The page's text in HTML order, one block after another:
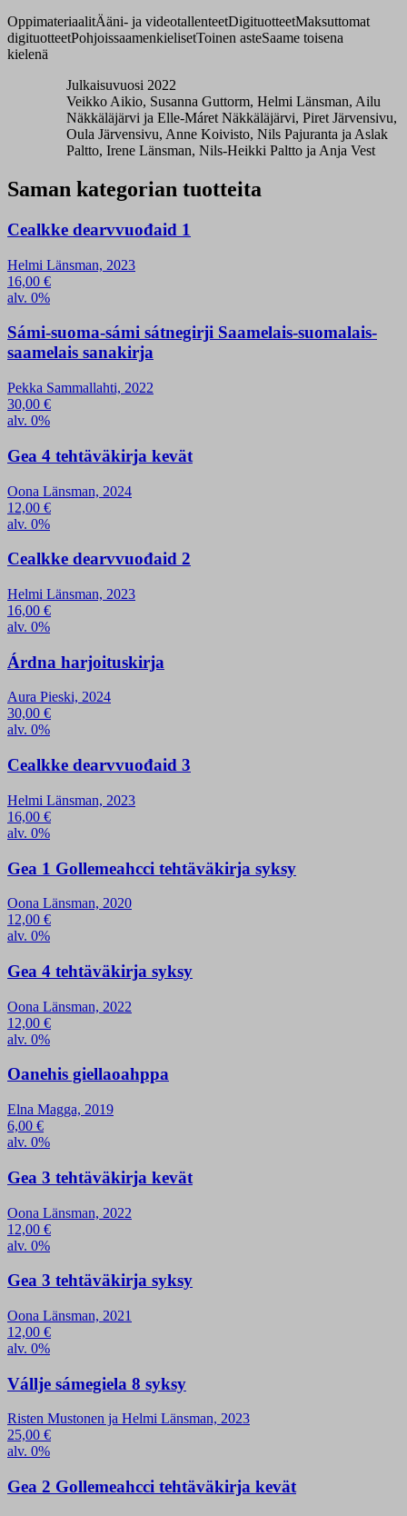
OppimateriaalitÄäni- ja videotallenteetDigituotteetMaksuttomat
digituotteetPohjoissaamenkielisetToinen asteSaame toisena
kielenä
Julkaisuvuosi 2022
Veikko Aikio, Susanna Guttorm, Helmi Länsman, Ailu
Näkkäläjärvi ja Elle-Máret Näkkäläjärvi, Piret Järvensivu,
Oula Järvensivu, Anne Koivisto, Nils Pajuranta ja Aslak
Paltto, Irene Länsman, Nils-Heikki Paltto ja Anja Vest
Saman kategorian tuotteita
Cealkke dearvvuođaid 1
Helmi Länsman, 2023
16,00 €
alv. 0%
Sámi-suoma-sámi sátnegirji Saamelais-suomalais-
saamelais sanakirja
Pekka Sammallahti, 2022
30,00 €
alv. 0%
Gea 4 tehtäväkirja kevät
Oona Länsman, 2024
12,00 €
alv. 0%
Cealkke dearvvuođaid 2
Helmi Länsman, 2023
16,00 €
alv. 0%
Árdna harjoituskirja
Aura Pieski, 2024
30,00 €
alv. 0%
Cealkke dearvvuođaid 3
Helmi Länsman, 2023
16,00 €
alv. 0%
Gea 1 Gollemeahcci tehtäväkirja syksy
Oona Länsman, 2020
12,00 €
alv. 0%
Gea 4 tehtäväkirja syksy
Oona Länsman, 2022
12,00 €
alv. 0%
Oanehis giellaoahppa
Elna Magga, 2019
6,00 €
alv. 0%
Gea 3 tehtäväkirja kevät
Oona Länsman, 2022
12,00 €
alv. 0%
Gea 3 tehtäväkirja syksy
Oona Länsman, 2021
12,00 €
alv. 0%
Vállje sámegiela 8 syksy
Risten Mustonen ja Helmi Länsman, 2023
25,00 €
alv. 0%
Gea 2 Gollemeahcci tehtäväkirja kevät